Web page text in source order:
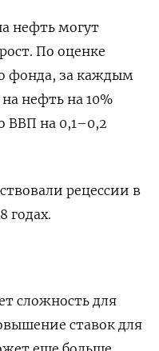
нефть могут
По оценке
фонда, за каждым
нефть на 10%
‌ВВП на 0,1–0,2
рецессии в
годах.
сложность для
ставок для